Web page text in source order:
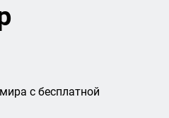
с бесплатной